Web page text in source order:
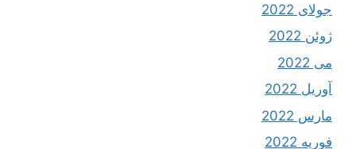
جولای 2022
ژوئن 2022
می 2022
آوریل 2022
مارس 2022
فوریه 2022